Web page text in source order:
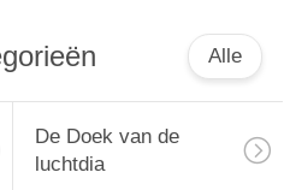
Alle
De Doek van de
luchtdia